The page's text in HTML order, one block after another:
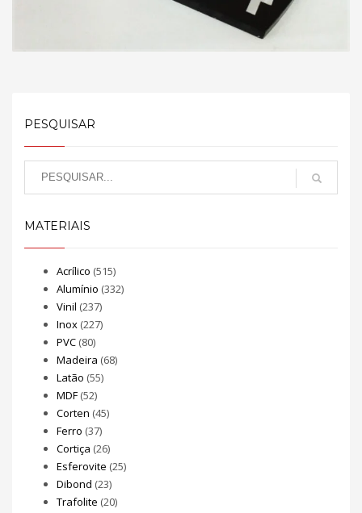
PESQUISAR
MATERIAIS
Acrílico (515)
Alumínio (332)
Vinil (237)
Inox (227)
PVC (80)
Madeira (68)
Latão (55)
MDF (52)
Corten (45)
Ferro (37)
Cortiça (26)
Esferovite (25)
Dibond (23)
Trafolite (20)